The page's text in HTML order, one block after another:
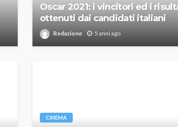
Oscar 2021: i vincitori ed i
ottenuti dai candidati italiani
Redazione 5 anni ago
CINEMA